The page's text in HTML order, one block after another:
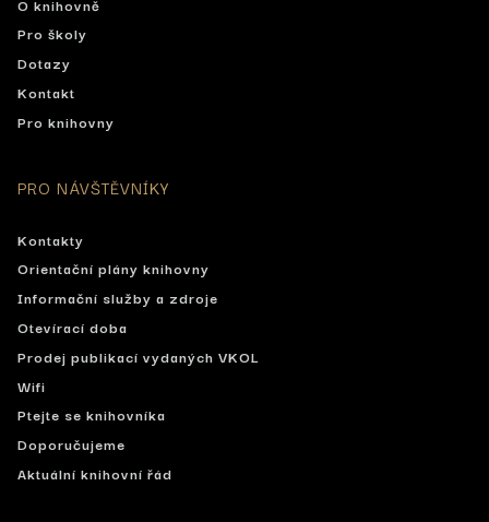
Pro školy
Dotazy
Kontakt
Pro knihovny
PRO NÁVŠTĚVNÍKY
Kontakty
Orientační plány knihovny
Informační služby a zdroje
Otevírací doba
Prodej publikací vydaných VKOL
Wifi
Ptejte se knihovníka
Doporučujeme
Aktuální knihovní řád